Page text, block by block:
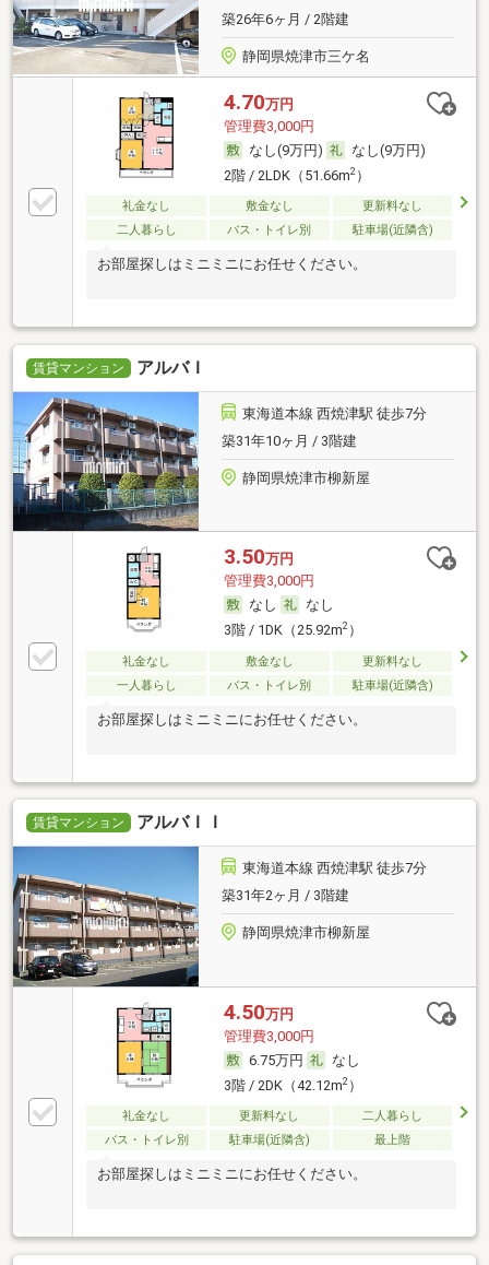
築26年6ヶ月 / 2階建
静岡県焼津市三ケ名
4.70万円
管理費3,000円
なし(9万円)
なし(9万円)
2階 / 2LDK（51.66m2）
礼金なし 敷金なし
更新料なし
二人暮らし
バス・トイレ別 駐車場(近隣含)
お部屋探しはミニミニにお任せください。
賃貸マンション アルバＩ
東海道本線 西焼津駅 徒歩7分
築31年10ヶ月 / 3階建
静岡県焼津市柳新屋
3.50万円
管理費3,000円
なし
なし
3階 / 1DK（25.92m2）
礼金なし 敷金なし
更新料なし
一人暮らし
バス・トイレ別 駐車場(近隣含)
お部屋探しはミニミニにお任せください。
賃貸マンション アルバＩＩ
東海道本線 西焼津駅 徒歩7分
築31年2ヶ月 / 3階建
静岡県焼津市柳新屋
4.50万円
管理費3,000円
6.75万円
なし
3階 / 2DK（42.12m2）
礼金なし 更新料なし
二人暮らし
バス・トイレ別
駐車場(近隣含) 最上階
お部屋探しはミニミニにお任せください。